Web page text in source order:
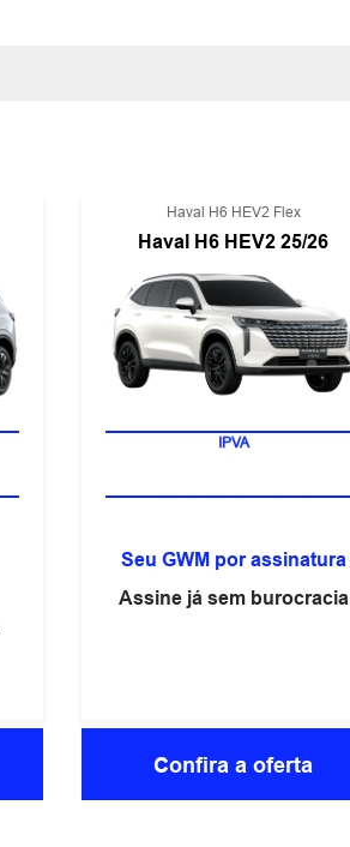
Haval H6 HEV2 Flex
Haval H6 HEV2 25/26
IPVA
Seu GWM por assinatura
Assine já sem burocracia
Confira a oferta